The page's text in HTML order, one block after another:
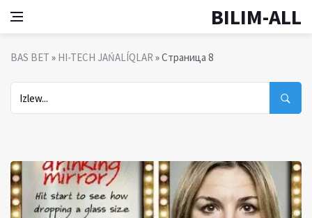
BILIM-ALL
BAS BET » HI-TECH JAŃALÍQLAR » Страница 8